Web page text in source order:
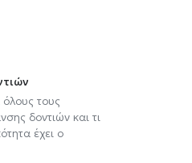
τους
δοντιών και τι
έχει ο